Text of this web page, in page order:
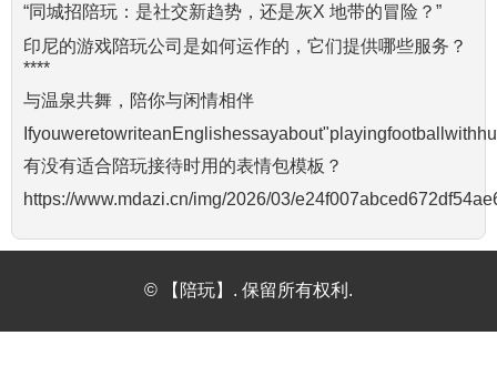
“同城招陪玩：是社交新趋势，还是灰X 地带的冒险？”
印尼的游戏陪玩公司是如何运作的，它们提供哪些服务？
****
与温泉共舞，陪你与闲情相伴
有没有适合陪玩接待时用的表情包模板？
https://www.mdazi.cn/img/2026/03/
© 【陪玩】. 保留所有权利.